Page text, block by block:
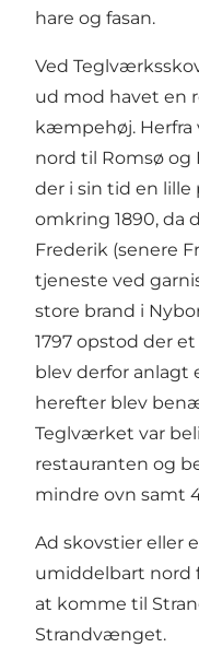
hare og fasan.
Ved
ud mod havet en
kæmpehøj. Herfra
nord til Romsø og
der i sin tid en lille
omkring 1890, da
Frederik (senere
tjeneste ved
store brand i
1797 opstod der
blev derfor anlagt
herefter blev
Teglværket var
restauranten og
mindre ovn samt
Ad skovstier eller
umiddelbart nord
at komme til
Strandvænget.